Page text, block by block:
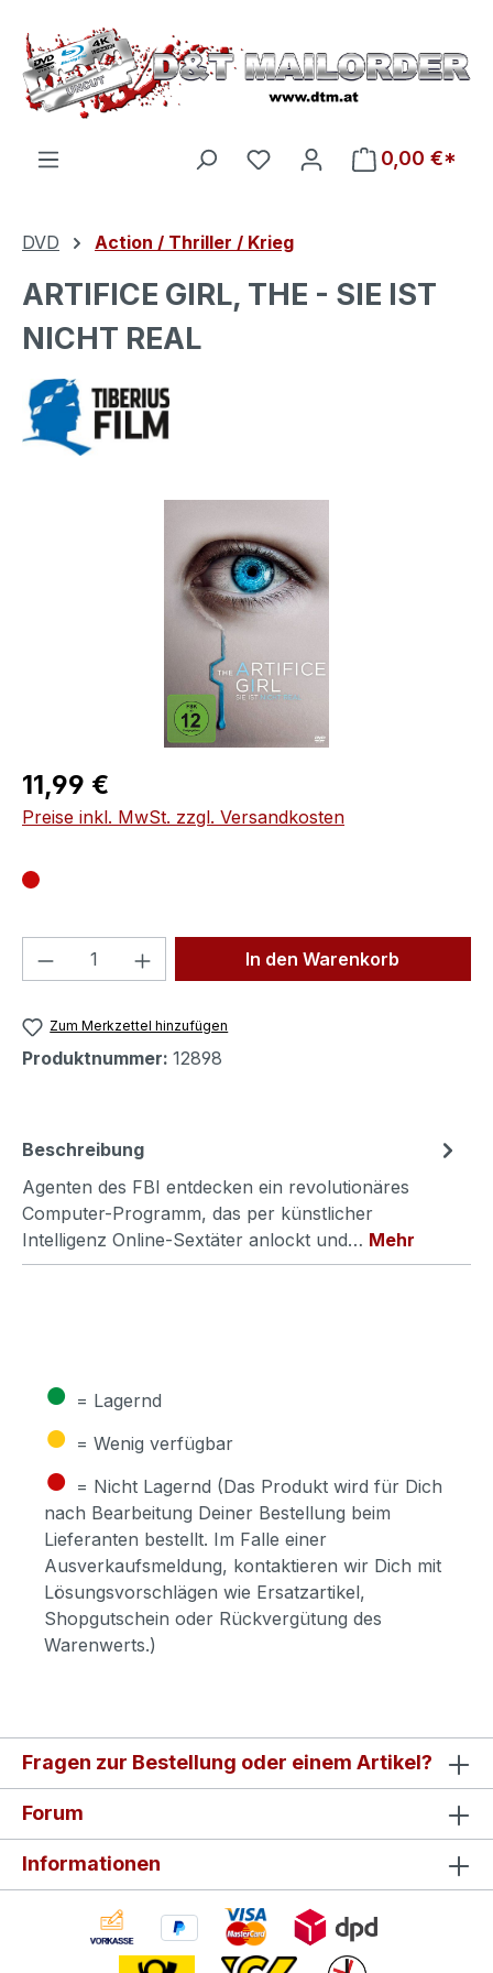
Zum Hauptinhalt springen
Du hast 0 Produkte auf
0,00 €*
DVD Action / Thriller / Krieg
ARTIFICE GIRL, THE - SIE IST
NICHT REAL
Regulärer Preis:
11,99 €
Preise inkl. MwSt. zzgl. Versandkosten
Produkt Anzahl: Gib denIn den Warenkorb
Zum Merkzettel hinzufügen
Produktnummer: 12898
Beschreibung
Agenten des FBI entdecken ein revolutionäres
Computer-Programm, das per künstlicher
Intelligenz Online-Sextäter anlockt und… Mehr
● = Lagernd
● = Wenig verfügbar
● = Nicht Lagernd (Das Produkt wird für Dich
nach Bearbeitung Deiner Bestellung beim
Lieferanten bestellt. Im Falle einer
Ausverkaufsmeldung, kontaktieren wir Dich mit
Lösungsvorschlägen wie Ersatzartikel,
Shopgutschein oder Rückvergütung des
Warenwerts.)
Fragen zur Bestellung oder einem Artikel?
Forum
Informationen